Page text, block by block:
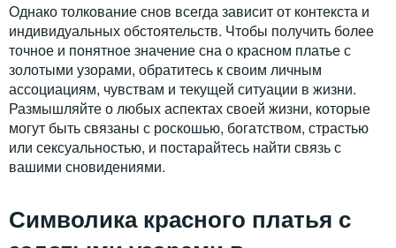
Однако толкование снов всегда зависит от контекста и
индивидуальных обстоятельств. Чтобы получить более
точное и понятное значение сна о красном платье с
золотыми узорами, обратитесь к своим личным
ассоциациям, чувствам и текущей ситуации в жизни.
Размышляйте о любых аспектах своей жизни, которые
могут быть связаны с роскошью, богатством, страстью
или сексуальностью, и постарайтесь найти связь с
вашими сновидениями.
Символика красного платья с